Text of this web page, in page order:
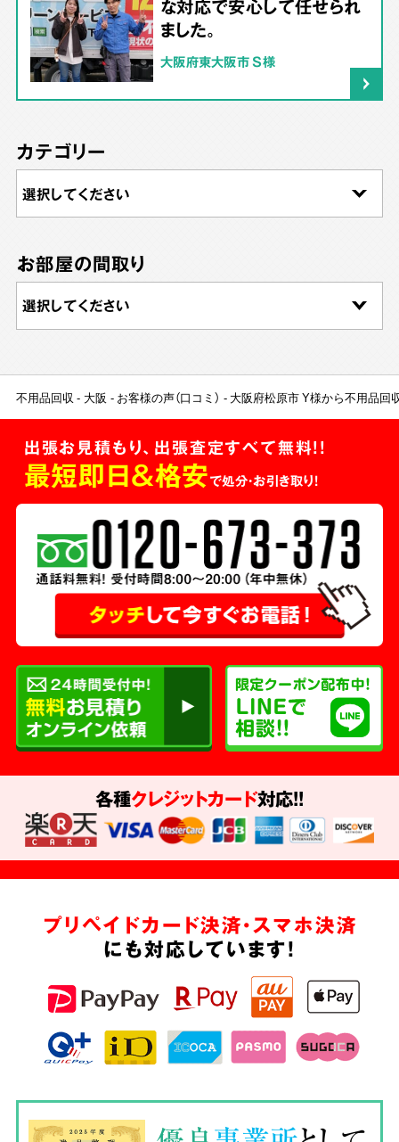
な対応で安心して任せられ
ました。
大阪府東大阪市 S様
カテゴリー
お部屋の間取り
不用品回収 大阪 お客様の声（口コミ） 大阪府松原市 Y様から不用品回
出張お見積もり、出張査定すべて無料!!
最短即日＆格安で処分・お引き取り！
各種クレジットカード対応!!
プリペイドカード決済・スマホ決済
にも対応しています!